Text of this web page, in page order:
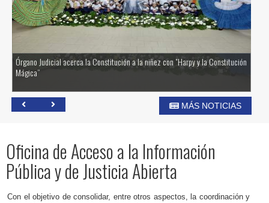
Órgano Judicial acerca la Constitución a la niñez con "Harpy y la Constitución
Mágica”
MÁS NOTICIAS
Oficina de Acceso a la Información
Pública y de Justicia Abierta
Con el objetivo de consolidar, entre otros aspectos, la coordinación y